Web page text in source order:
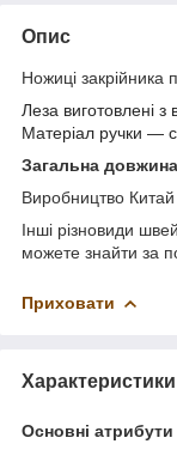
Опис
Ножиці закрійника
Леза виготовлені з
Матеріал ручки —
Загальна
Виробництво Китай
Інші різновиди
можете знайти за
Приховати
Характеристики
Основні атрибути